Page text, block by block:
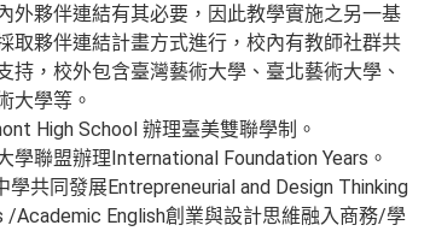
外夥伴連結有其必要，因此教學實施之另一基
取夥伴連結計畫方式進行，校內有教師社群共
持，校外包含臺灣藝術大學、臺北藝術大學、
大學等。
High School 辦理臺美雙聯學制。
學聯盟辦理International Foundation Years。
學共同發展Entrepreneurial and Design Thinking
/Academic English創業與設計思維融入商務/學